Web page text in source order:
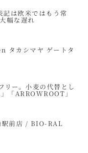
記は欧米ではもう常
幅な遅れ
カシマヤ ゲートタ
リー。小麦の代替とし
「ARROWROOT」
駅前店 / BIO-RAL